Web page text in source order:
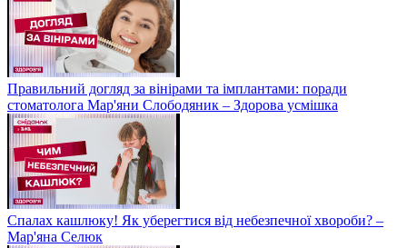
Правильний догляд за вінірами та імплантами: поради
стоматолога Мар'яни Слободяник – Здорова усмішка
Спалах кашлюку! Як уберегтися від небезпечної хвороби? –
Мар'яна Селюк